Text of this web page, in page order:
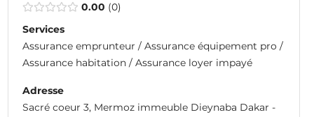
0.00 0
Services
Assurance emprunteur / Assurance équipement pro /
Assurance habitation / Assurance loyer impayé
Adresse
Sacré coeur 3, Mermoz immeuble Dieynaba Dakar -